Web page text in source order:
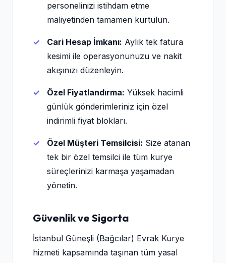
personelinizi istihdam etme
maliyetinden tamamen kurtulun.
Cari Hesap İmkanı: Aylık tek fatura
kesimi ile operasyonunuzu ve nakit
akışınızı düzenleyin.
Özel Fiyatlandırma: Yüksek hacimli
günlük gönderimleriniz için özel
indirimli fiyat blokları.
Özel Müşteri Temsilcisi: Size atanan
tek bir özel temsilci ile tüm kurye
süreçlerinizi karmaşa yaşamadan
yönetin.
Güvenlik ve Sigorta
İstanbul Güneşli (Bağcılar) Evrak Kurye
hizmeti kapsamında taşınan tüm yasal